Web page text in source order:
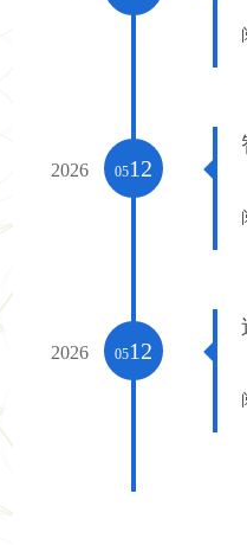
2026 0512
2026 0512